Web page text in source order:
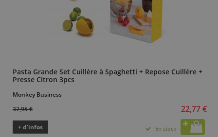
Pasta Grande Set Cuillère à Spaghetti + Repose Cuillère +
Presse Citron 3pcs
Monkey Business
37,95 €
22,77 €
+ d’infos En stock